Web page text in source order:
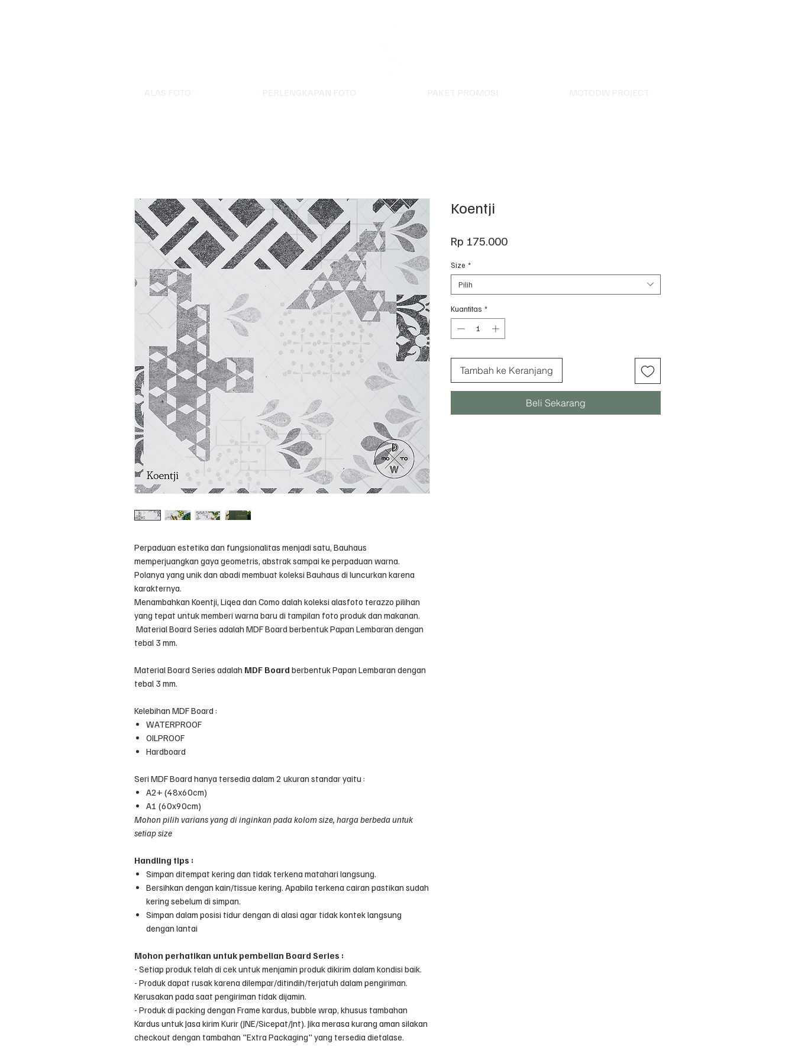
ALAS FOTO PERLENGKAPAN FOTO PAKET PROMOSI MOTODW PROJECT
Perpaduan estetika dan fungsionalitas menjadi satu, Bauhaus
memperjuangkan gaya geometris, abstrak sampai ke perpaduan warna.
Polanya yang unik dan abadi membuat koleksi Bauhaus di luncurkan karena
karakternya.
Menambahkan Koentji, Liqea dan Como dalah koleksi alasfoto terazzo pilihan
yang tepat untuk memberi warna baru di tampilan foto produk dan makanan.
Material Board Series adalah MDF Board berbentuk Papan Lembaran dengan
tebal 3 mm.
Material Board Series adalah MDF Board berbentuk Papan Lembaran dengan
tebal 3 mm.
Kelebihan MDF Board :
WATERPROOF
OILPROOF
Hardboard
Seri MDF Board hanya tersedia dalam 2 ukuran standar yaitu :
A2+ (48x60cm)
A1 (60x90cm)
Mohon pilih varians yang di inginkan pada kolom size, harga berbeda untuk
setiap size
Handling tips :
Simpan ditempat kering dan tidak terkena matahari langsung.
Bersihkan dengan kain/tissue kering. Apabila terkena cairan pastikan sudah
kering sebelum di simpan.
Simpan dalam posisi tidur dengan di alasi agar tidak kontek langsung
dengan lantai
Mohon perhatikan untuk pembelian Board Series :
- Setiap produk telah di cek untuk menjamin produk dikirim dalam kondisi baik.
- Produk dapat rusak karena dilempar/ditindih/terjatuh dalam pengiriman.
Kerusakan pada saat pengiriman tidak dijamin.
- Produk di packing dengan Frame kardus, bubble wrap, khusus tambahan
Kardus untuk Jasa kirim Kurir (JNE/Sicepat/Jnt). Jika merasa kurang aman silakan
checkout dengan tambahan "Extra Packaging" yang tersedia dietalase.
Koentji
Rp 175.000Harga
Size *
Pilih
Kuantitas *
Tambah ke Keranjang
Beli Sekarang